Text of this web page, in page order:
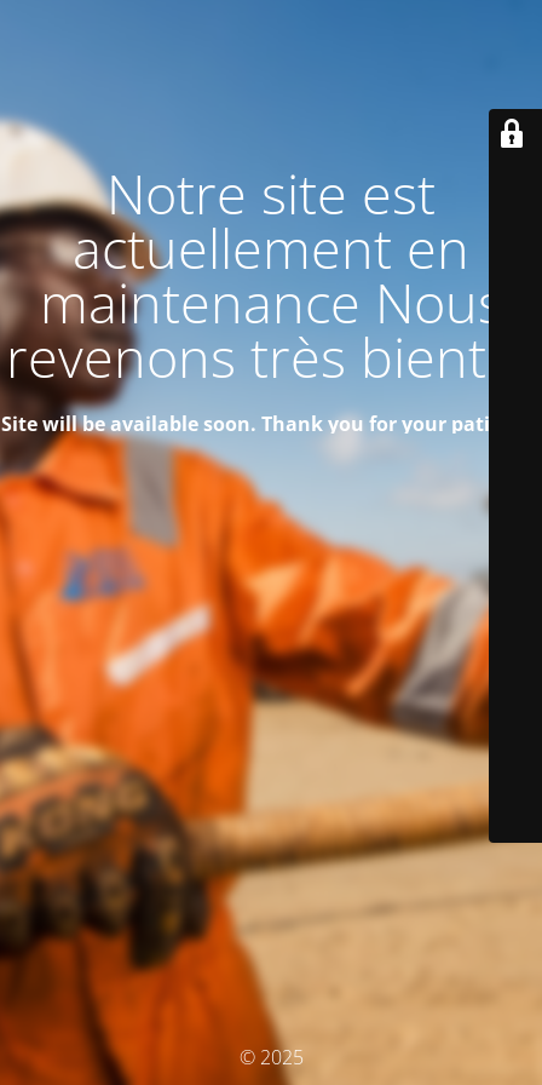
Notre site est
actuellement en
maintenance Nous
revenons très bientôt
Site will be available soon. Thank you for your patience!
© 2025